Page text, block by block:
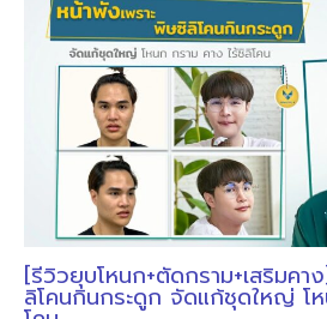
[รีวิวยุบโหนก+ตัดกราม+เสริมคา
ลิโคนกินกระดูก จัดแก้ชุดใหญ่ โ